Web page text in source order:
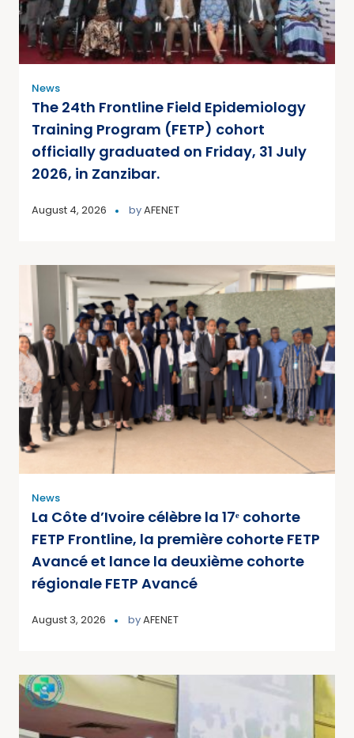
News
The 24th Frontline Field Epidemiology
Training Program (FETP) cohort
officially graduated on Friday, 31 July
2026, in Zanzibar.
August 4, 2026 byAFENET
News
La Côte d’Ivoire célèbre la 17ᵉ cohorte
FETP Frontline, la première cohorte FETP
Avancé et lance la deuxième cohorte
régionale FETP Avancé
August 3, 2026 byAFENET